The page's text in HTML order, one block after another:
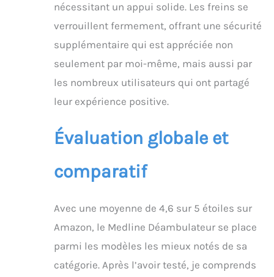
nécessitant un appui solide. Les freins se
verrouillent fermement, offrant une sécurité
supplémentaire qui est appréciée non
seulement par moi-même, mais aussi par
les nombreux utilisateurs qui ont partagé
leur expérience positive.
Évaluation globale et
comparatif
Avec une moyenne de 4,6 sur 5 étoiles sur
Amazon, le Medline Déambulateur se place
parmi les modèles les mieux notés de sa
catégorie. Après l’avoir testé, je comprends